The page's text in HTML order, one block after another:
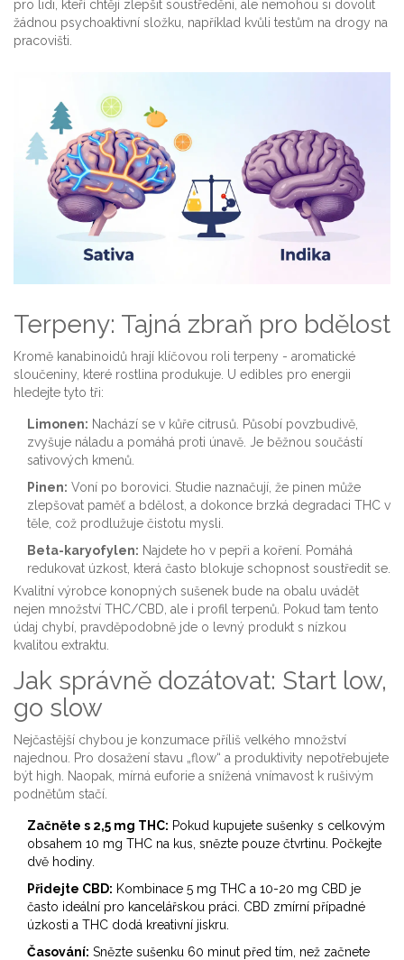
pro lidi, kteří chtějí zlepšit soustředění, ale nemohou si dovolit
žádnou psychoaktivní složku, například kvůli testům na drogy na
pracovišti.
Terpeny: Tajná zbraň pro bdělost
Kromě kanabinoidů hrají klíčovou roli terpeny - aromatické
sloučeniny, které rostlina produkuje. U edibles pro energii
hledejte tyto tři:
Limonen: Nachází se v kůře citrusů. Působí povzbudivě,
zvyšuje náladu a pomáhá proti únavě. Je běžnou součástí
sativových kmenů.
Pinen: Voní po borovici. Studie naznačují, že pinen může
zlepšovat paměť a bdělost, a dokonce brzká degradaci THC v
těle, což prodlužuje čistotu mysli.
Beta-karyofylen: Najdete ho v pepři a koření. Pomáhá
redukovat úzkost, která často blokuje schopnost soustředit se.
Kvalitní výrobce konopných sušenek bude na obalu uvádět
nejen množství THC/CBD, ale i profil terpenů. Pokud tam tento
údaj chybí, pravděpodobně jde o levný produkt s nízkou
kvalitou extraktu.
Jak správně dozátovat: Start low,
go slow
Nejčastější chybou je konzumace příliš velkého množství
najednou. Pro dosažení stavu „flow“ a produktivity nepotřebujete
být high. Naopak, mírná euforie a snížená vnímavost k rušivým
podnětům stačí.
Začněte s 2,5 mg THC: Pokud kupujete sušenky s celkovým
obsahem 10 mg THC na kus, snězte pouze čtvrtinu. Počkejte
dvě hodiny.
Přidejte CBD: Kombinace 5 mg THC a 10-20 mg CBD je
často ideální pro kancelářskou práci. CBD zmírní případné
úzkosti a THC dodá kreativní jiskru.
Časování: Snězte sušenku 60 minut před tím, než začnete